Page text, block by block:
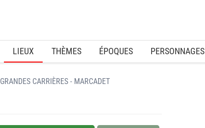
LIEUX THÈMES ÉPOQUES PERSONNAGES
GRANDES CARRIÈRES - MARCADET